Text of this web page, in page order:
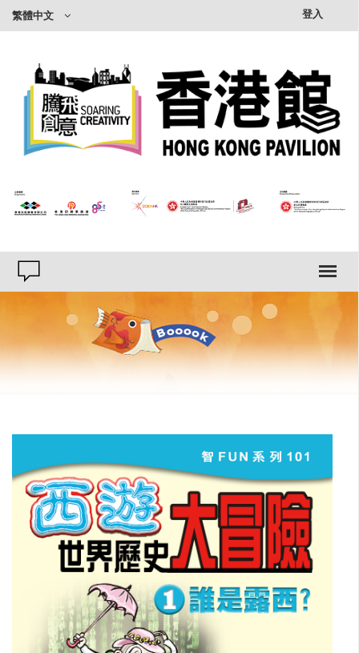
繁體中文 登入×